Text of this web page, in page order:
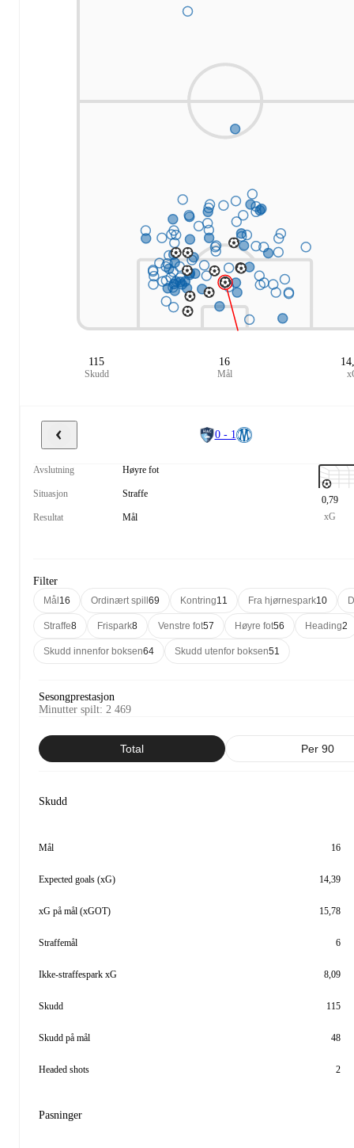
115
Skudd
16
Mål
0 - 1
Avslutning Høyre fot
Situasjon Straffe
Resultat Mål
0,79
xG
Filter
Mål 16 Ordinært spill 69 Kontring11 Fra hjørnespark10
Straffe8 Frispark8 Venstre fot57 Høyre fot56 Heading2
Skudd innenfor boksen64 Skudd utenfor boksen51
Sesongprestasjon
Minutter spilt: 2 469
Total Per 90
Skudd
Mål 16
Expected goals (xG) 14,39
xG på mål (xGOT) 15,78
Straffemål 6
Ikke-straffespark xG 8,09
Skudd 115
Skudd på mål 48
Headed shots 2
Pasninger